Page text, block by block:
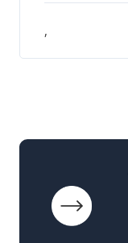
,